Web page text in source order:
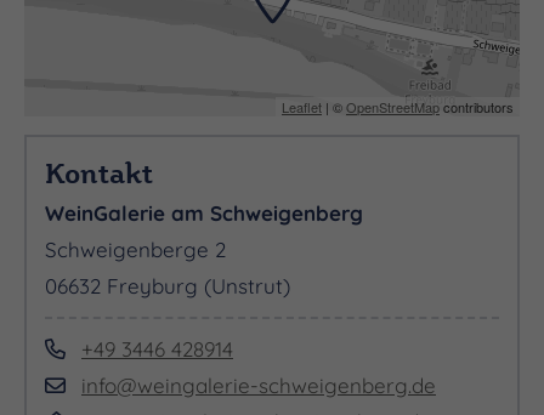
Leaflet | ©OpenStreetMapcontributors
Kontakt
WeinGalerie am Schweigenberg
Schweigenberge 2
06632 Freyburg (Unstrut)
+49 3446 428914
info@weingalerie-schweigenberg.de